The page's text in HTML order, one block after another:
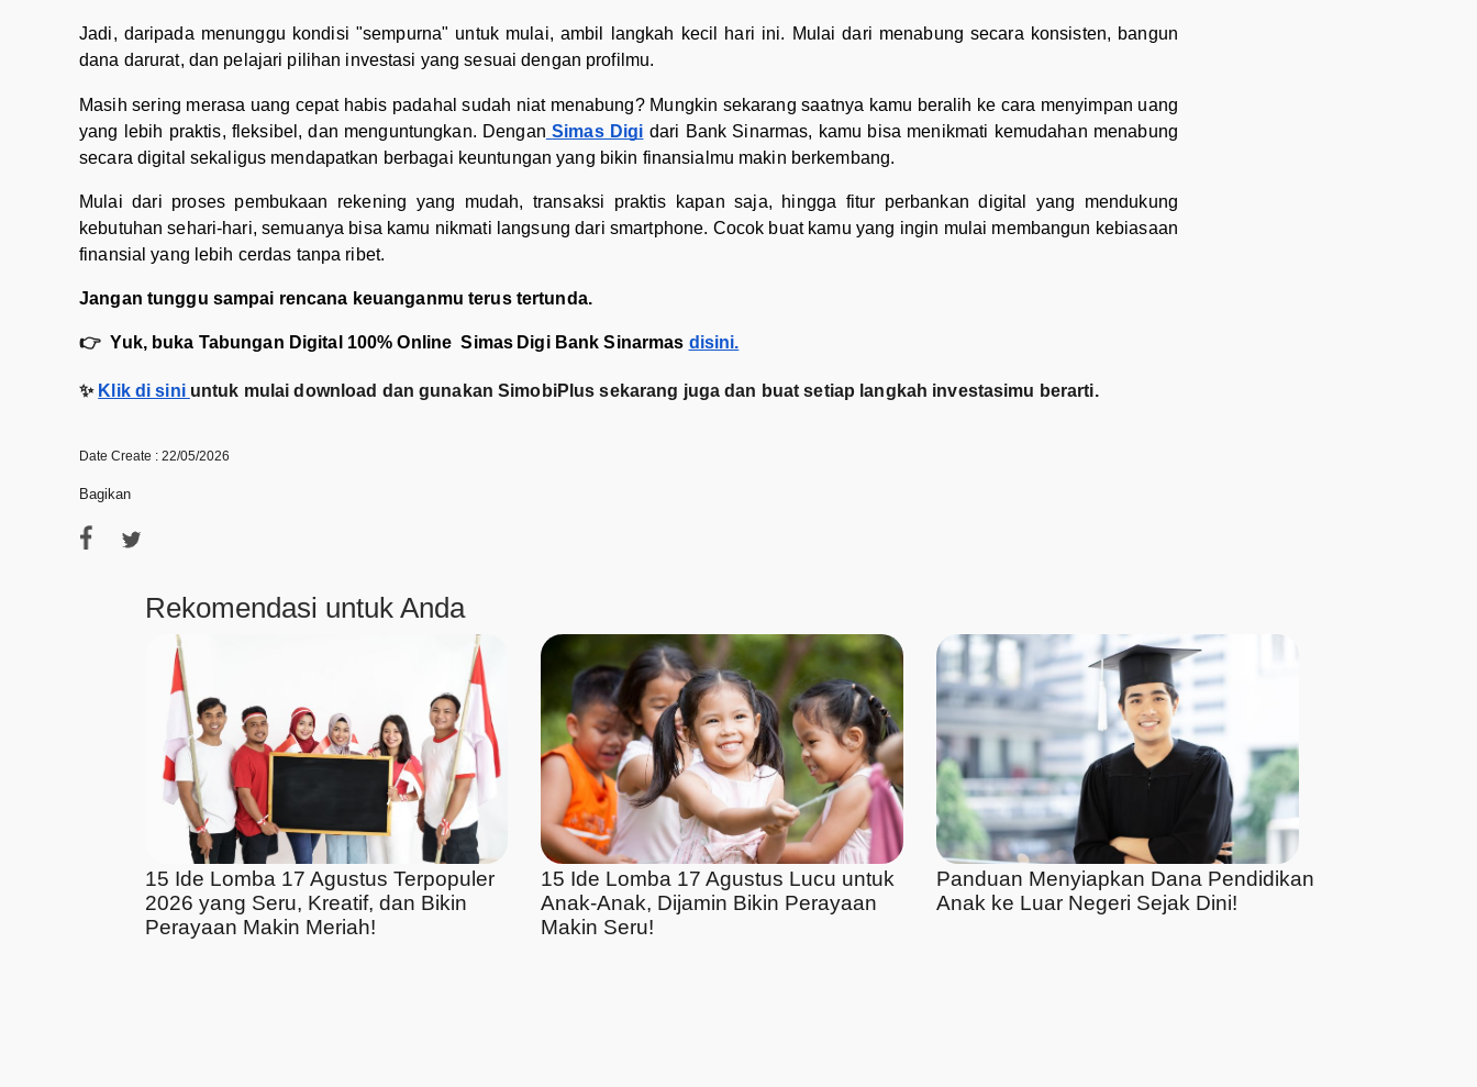
Jadi, daripada menunggu kondisi "sempurna" untuk mulai, ambil langkah kecil hari ini. Mulai dari menabung secara konsisten, bangun
dana darurat, dan pelajari pilihan investasi yang sesuai dengan profilmu.
Masih sering merasa uang cepat habis padahal sudah niat menabung? Mungkin sekarang saatnya kamu beralih ke cara menyimpan uang
yang lebih praktis, fleksibel, dan menguntungkan. Dengan Simas Digi dari Bank Sinarmas, kamu bisa menikmati kemudahan menabung
secara digital sekaligus mendapatkan berbagai keuntungan yang bikin finansialmu makin berkembang.
Mulai dari proses pembukaan rekening yang mudah, transaksi praktis kapan saja, hingga fitur perbankan digital yang mendukung
kebutuhan sehari-hari, semuanya bisa kamu nikmati langsung dari smartphone. Cocok buat kamu yang ingin mulai membangun kebiasaan
finansial yang lebih cerdas tanpa ribet.
Jangan tunggu sampai rencana keuanganmu terus tertunda.
👉 Yuk, buka Tabungan Digital 100% Online Simas Digi Bank Sinarmas disini.
✨ Klik di sini untuk mulai download dan gunakan SimobiPlus sekarang juga dan buat setiap langkah investasimu berarti.
Date Create : 22/05/2026
Bagikan
Rekomendasi untuk Anda
15 Ide Lomba 17 Agustus Terpopuler
2026 yang Seru, Kreatif, dan Bikin
Perayaan Makin Meriah!
15 Ide Lomba 17 Agustus Lucu untuk
Anak-Anak, Dijamin Bikin Perayaan
Makin Seru!
Panduan Menyiapkan Dana Pendidikan
Anak ke Luar Negeri Sejak Dini!